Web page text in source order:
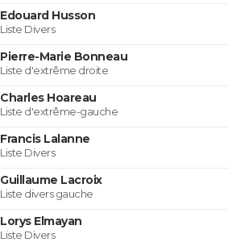
Edouard Husson
Liste Divers
Pierre-Marie Bonneau
Liste d'extrême droite
Charles Hoareau
Liste d'extrême-gauche
Francis Lalanne
Liste Divers
Guillaume Lacroix
Liste divers gauche
Lorys Elmayan
Liste Divers